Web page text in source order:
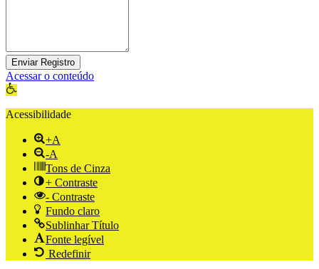
Enviar Registro
Acessar o conteúdo
Abrir a barra de ferramentas
Acessibilidade
+A
-A
Tons de Cinza
+ Contraste
- Contraste
Fundo claro
Sublinhar Título
Fonte legível
Redefinir